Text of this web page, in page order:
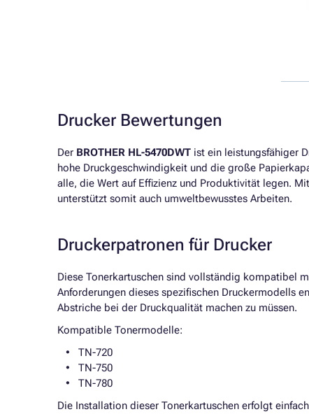
Drucker Bewertungen
Der BROTHER HL-5470DWT ist ein leistungsfähiger
hohe Druckgeschwindigkeit und die große
alle, die Wert auf Effizienz und Produktivität legen.
unterstützt somit auch umweltbewusstes Arbeiten.
Druckerpatronen für Drucker
Diese Tonerkartuschen sind vollständig kompatibel
Anforderungen dieses spezifischen Druckermodells
Abstriche bei der Druckqualität machen zu müssen.
Kompatible Tonermodelle:
TN-720
TN-750
TN-780
Die Installation dieser Tonerkartuschen erfolgt